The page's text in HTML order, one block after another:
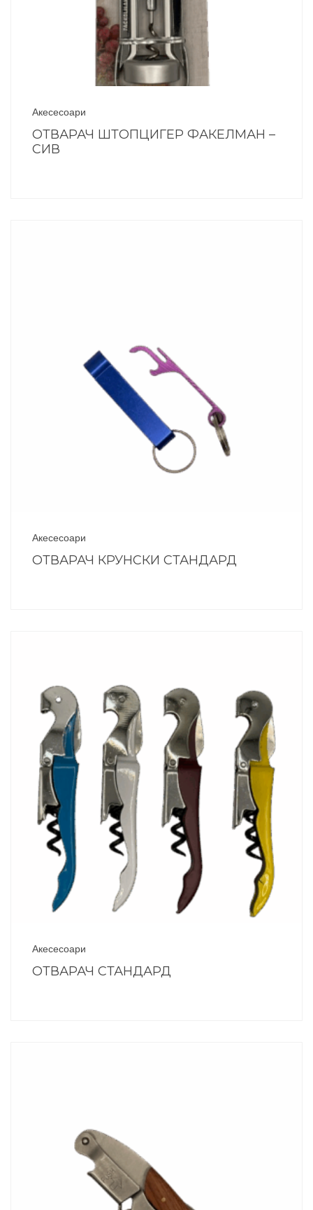
Акесесоари
ОТВАРАЧ ШТОПЦИГЕР ФАКЕЛМАН –
СИВ
Акесесоари
ОТВАРАЧ КРУНСКИ СТАНДАРД
Акесесоари
ОТВАРАЧ СТАНДАРД